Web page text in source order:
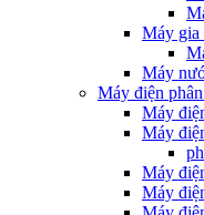
Máy gia
Máy
Máy điện
Máy
Máy
Máy
Máy